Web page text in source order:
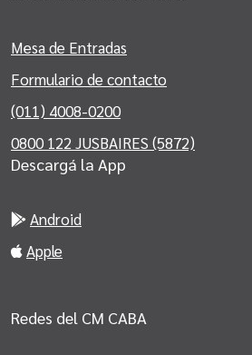
Mesa de Entradas
Formulario de contacto
(011) 4008-0200
0800 122 JUSBAIRES (5872)
Descargá la App
Android
Apple
Redes del CM CABA